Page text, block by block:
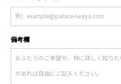
備考欄